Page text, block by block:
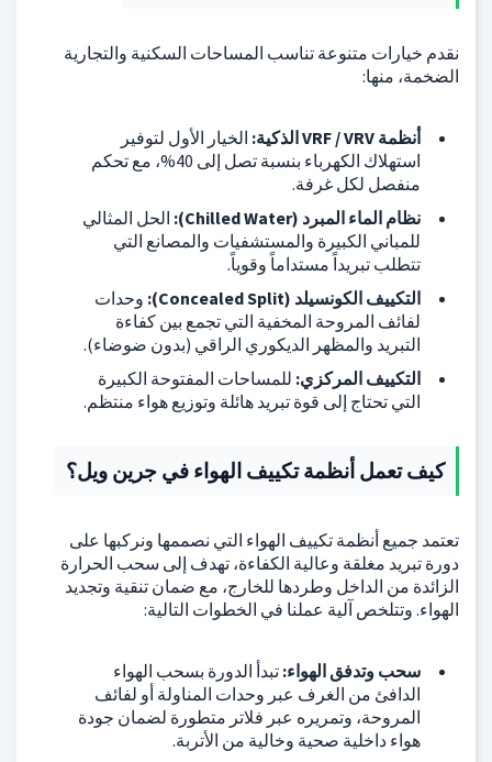
نقدم خيارات متنوعة تناسب المساحات السكنية والتجارية
الضخمة، منها:
أنظمة VRF / VRV الذكية:
الخيار الأول لتوفير
استهلاك الكهرباء بنسبة تصل إلى 40%، مع تحكم
منفصل لكل غرفة.
نظام الماء المبرد (Chilled Water):
الحل المثالي
للمباني الكبيرة والمستشفيات والمصانع التي
تتطلب تبريداً مستداماً وقوياً.
التكييف الكونسيلد (Concealed Split):
وحدات
لفائف المروحة المخفية التي تجمع بين كفاءة
التبريد والمظهر الديكوري الراقي (بدون ضوضاء).
التكييف المركزي:للمساحات المفتوحة الكبيرة
التي تحتاج إلى قوة تبريد هائلة وتوزيع هواء منتظم.
كيف تعمل أنظمة تكييف الهواء في جرين ويل؟
تعتمد جميع أنظمة تكييف الهواء التي نصممها ونركبها على
دورة تبريد مغلقة وعالية الكفاءة، تهدف إلى سحب الحرارة
الزائدة من الداخل وطردها للخارج، مع ضمان تنقية وتجديد
الهواء. وتتلخص آلية عملنا في الخطوات التالية:
سحب وتدفق الهواء:تبدأ الدورة بسحب الهواء
الدافئ من الغرف عبر وحدات المناولة أو لفائف
المروحة، وتمريره عبر فلاتر متطورة لضمان جودة
هواء داخلية صحية وخالية من الأتربة.